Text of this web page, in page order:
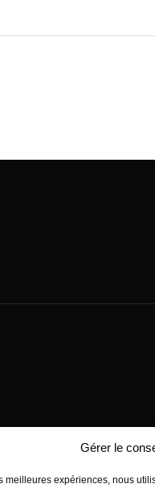
Gérer le
meilleures expériences, nous
INFORMÉS
vous à notre